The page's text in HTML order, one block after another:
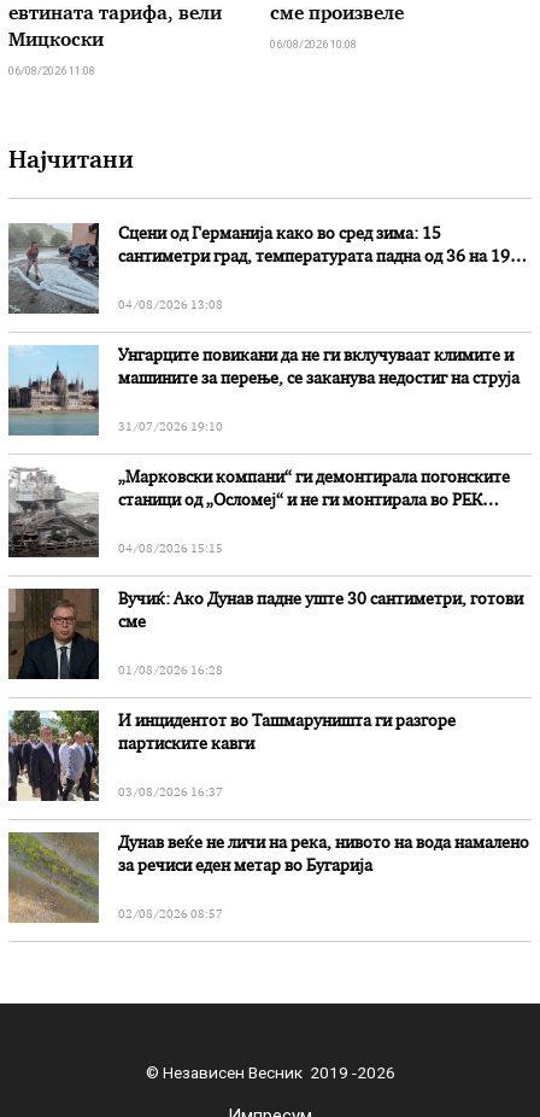
евтината тарифа, вели
Мицкоски
06/08/2026 11:08
сме произвеле
06/08/2026 10:08
Најчитани
Сцени од Германија како во сред зима: 15
сантиметри град, температурата падна од 36 на 19
04/08/2026 13:08
Унгарците повикани да не ги вклучуваат климите и
машините за перење, се заканува недостиг на струја
31/07/2026 19:10
„Марковски компани“ ги демонтирала погонските
станици од „Осломеј“ и не ги монтирала во РЕК
04/08/2026 15:15
Вучиќ: Ако Дунав падне уште 30 сантиметри, готови
сме
01/08/2026 16:28
И инцидентот во Ташмаруништa ги разгоре
партиските кавги
03/08/2026 16:37
Дунав веќе не личи на река, нивото на вода намалено
за речиси еден метар во Бугарија
02/08/2026 08:57
© Независен Весник 2019 -2026